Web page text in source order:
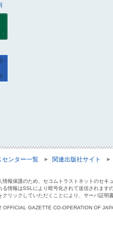
センター一覧 関連出版社サイト
情報保護のため、セコムトラストネットのセキ
る情報はSSLにより暗号化されて送信されま
クリックしていただくことにより、サーバ証明
GAZETTE CO-OPERATION OF